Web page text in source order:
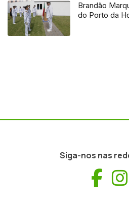
Brandão
do Porto da
Siga-nos nas